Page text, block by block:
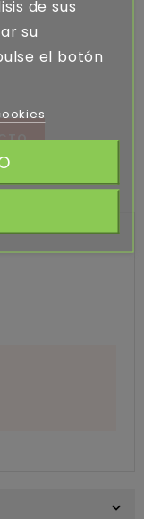

de sus
su
el botón